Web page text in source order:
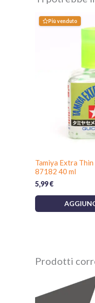
Più venduto
Tamiya Extra
87182 40 ml
5,99€
Prodotti